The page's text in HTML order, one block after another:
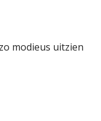
modieus uitzien